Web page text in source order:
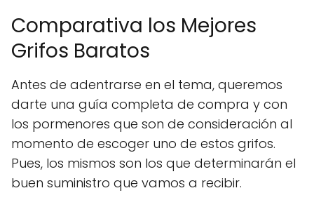
Comparativa los Mejores
Grifos Baratos
Antes de adentrarse en el tema, queremos
darte una guía completa de compra y con
los pormenores que son de consideración al
momento de escoger uno de estos grifos.
Pues, los mismos son los que determinarán el
buen suministro que vamos a recibir.